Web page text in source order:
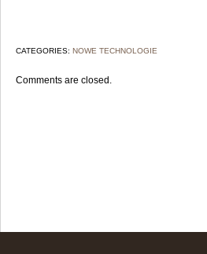
CATEGORIES: NOWE TECHNOLOGIE
Comments are closed.